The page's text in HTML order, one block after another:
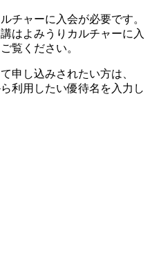
チャーに入会が必要です。
はよみうりカルチャーに入
覧ください。
申し込みされたい方は、
利用したい優待名を入力し